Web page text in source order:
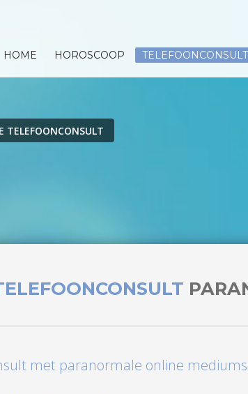
HOME HOROSCOOP TELEFOONCONSULT
TELEFOONCONSULT
met paranormale online